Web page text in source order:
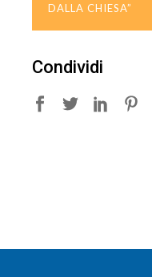
DALLA CHIESA”
Condividi